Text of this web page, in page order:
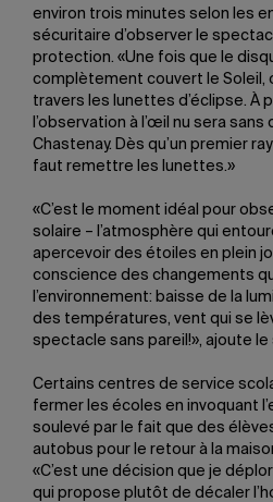
environ trois minutes selon les
sécuritaire d’observer le
protection. «Une fois que le
complètement couvert le Soleil,
travers les lunettes d’éclipse. À
l’observation à l’œil nu sera
Chastenay. Dès qu’un premier
faut remettre les lunettes.»
«C’est le moment idéal pour
solaire – l’atmosphère qui
apercevoir des étoiles en plein
conscience des changements
l’environnement: baisse de la
des températures, vent qui se
spectacle sans pareil!», ajoute
Certains centres de service
fermer les écoles en invoquant
soulevé par le fait que des
autobus pour le retour à la
«C’est une décision que je
qui propose plutôt de décaler